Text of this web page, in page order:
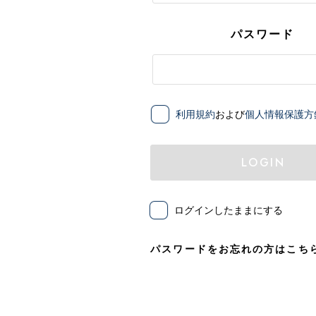
パスワード
利用規約および個人情報保護方
LOGIN
ログインしたままにする
パスワードをお忘れの方はこち